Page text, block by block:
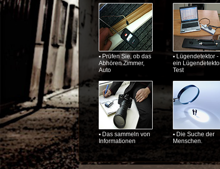
▪ Prüfen Sie, ob das
Abhören Zimmer,
Auto
▪ Lügendetektor -
ein
Test
▪ Das sammeln von
Informationen
▪ Die Suche der
Menschen.